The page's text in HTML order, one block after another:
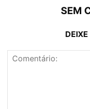
SEM